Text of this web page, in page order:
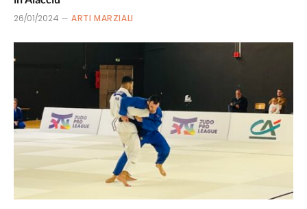
26/01/2024 ARTI MARZIALI